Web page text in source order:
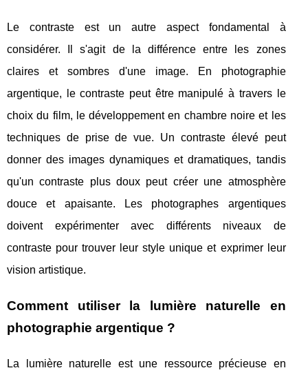
Le contraste est un autre aspect fondamental à
considérer. Il s'agit de la différence entre les zones
claires et sombres d'une image. En photographie
argentique, le contraste peut être manipulé à travers le
choix du film, le développement en chambre noire et les
techniques de prise de vue. Un contraste élevé peut
donner des images dynamiques et dramatiques, tandis
qu'un contraste plus doux peut créer une atmosphère
douce et apaisante. Les photographes argentiques
doivent expérimenter avec différents niveaux de
contraste pour trouver leur style unique et exprimer leur
vision artistique.
Comment utiliser la lumière naturelle en
photographie argentique ?
La lumière naturelle est une ressource précieuse en